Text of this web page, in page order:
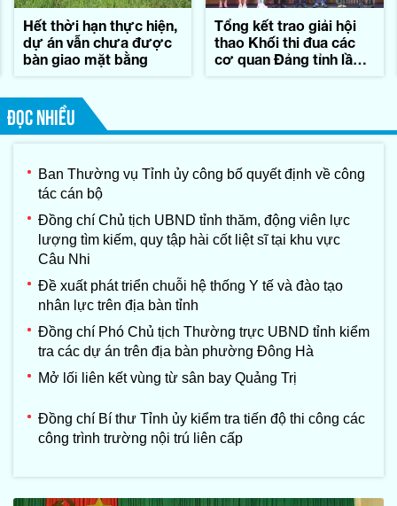
Hết thời hạn thực hiện,
dự án vẫn chưa được
bàn giao mặt bằng
Tổng kết trao giải hội
thao Khối thi đua các
cơ quan Đảng tỉnh lần
ĐỌC NHIỀU
Ban Thường vụ Tỉnh ủy công bố quyết định về công
tác cán bộ
Đồng chí Chủ tịch UBND tỉnh thăm, động viên lực
lượng tìm kiếm, quy tập hài cốt liệt sĩ tại khu vực
Câu Nhi
Đề xuất phát triển chuỗi hệ thống Y tế và đào tạo
nhân lực trên địa bàn tỉnh
Đồng chí Phó Chủ tịch Thường trực UBND tỉnh kiểm
tra các dự án trên địa bàn phường Đông Hà
Mở lối liên kết vùng từ sân bay Quảng Trị
Đồng chí Bí thư Tỉnh ủy kiểm tra tiến độ thi công các
công trình trường nội trú liên cấp